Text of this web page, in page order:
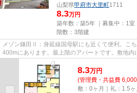
山梨県甲府市大里町1711
8.3万円
築年数：築5年 ｜募集中： 1室
階数：3階建
メゾン鎌田Ⅱ：身延線国母駅にも近くて便利。こ
400mにあります。最上階のアパートです。敷地内
で敷地外に出る必要が無く、短時間で...
8.3万円
(管理費・共益費
敷：0ヶ月｜礼：1.5ヶ